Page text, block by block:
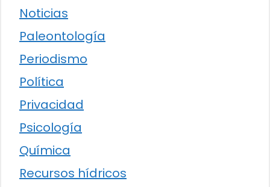
Noticias
Paleontología
Periodismo
Política
Privacidad
Psicología
Química
Recursos hídricos